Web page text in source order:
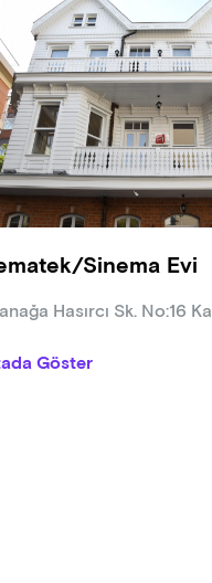
gösterimleri esnasında
filmin video
programda aksi
orijinal dilinde,
belirtilir.
Sinema Evi
Sinematek/Sinema Evi
sayılı Kanun'un 7.
programda aksi
Sinema Evi
Hasırcı Sk. No:16
Göster